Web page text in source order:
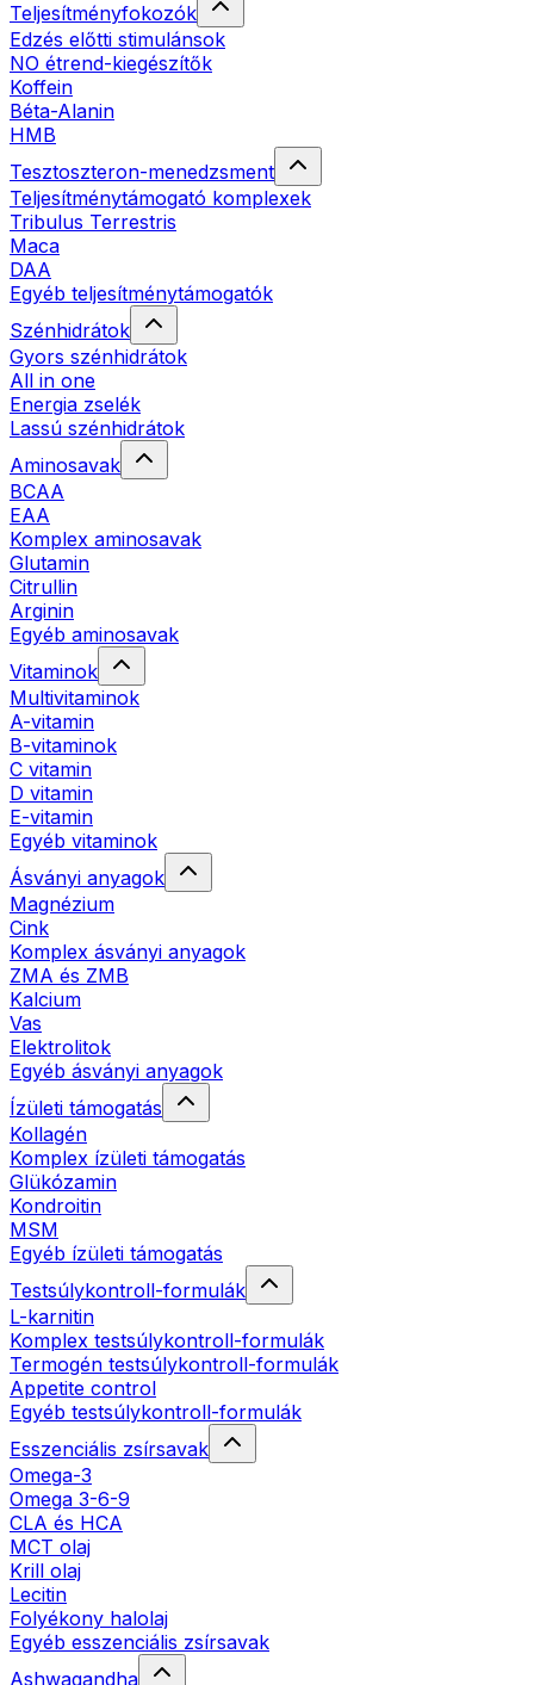
Teljesítményfokozók
Edzés előtti stimulánsok
NO étrend-kiegészítők
Koffein
Béta-Alanin
HMB
Tesztoszteron-menedzsment
Teljesítménytámogató komplexek
Tribulus Terrestris
Maca
DAA
Egyéb teljesítménytámogatók
Szénhidrátok
Gyors szénhidrátok
All in one
Energia zselék
Lassú szénhidrátok
Aminosavak
BCAA
EAA
Komplex aminosavak
Glutamin
Citrullin
Arginin
Egyéb aminosavak
Vitaminok
Multivitaminok
A-vitamin
B-vitaminok
C vitamin
D vitamin
E-vitamin
Egyéb vitaminok
Ásványi anyagok
Magnézium
Cink
Komplex ásványi anyagok
ZMA és ZMB
Kalcium
Vas
Elektrolitok
Egyéb ásványi anyagok
Ízületi támogatás
Kollagén
Komplex ízületi támogatás
Glükózamin
Kondroitin
MSM
Egyéb ízületi támogatás
Testsúlykontroll-formulák
L-karnitin
Komplex testsúlykontroll-formulák
Termogén testsúlykontroll-formulák
Appetite control
Egyéb testsúlykontroll-formulák
Esszenciális zsírsavak
Omega-3
Omega 3-6-9
CLA és HCA
MCT olaj
Krill olaj
Lecitin
Folyékony halolaj
Egyéb esszenciális zsírsavak
Ashwagandha